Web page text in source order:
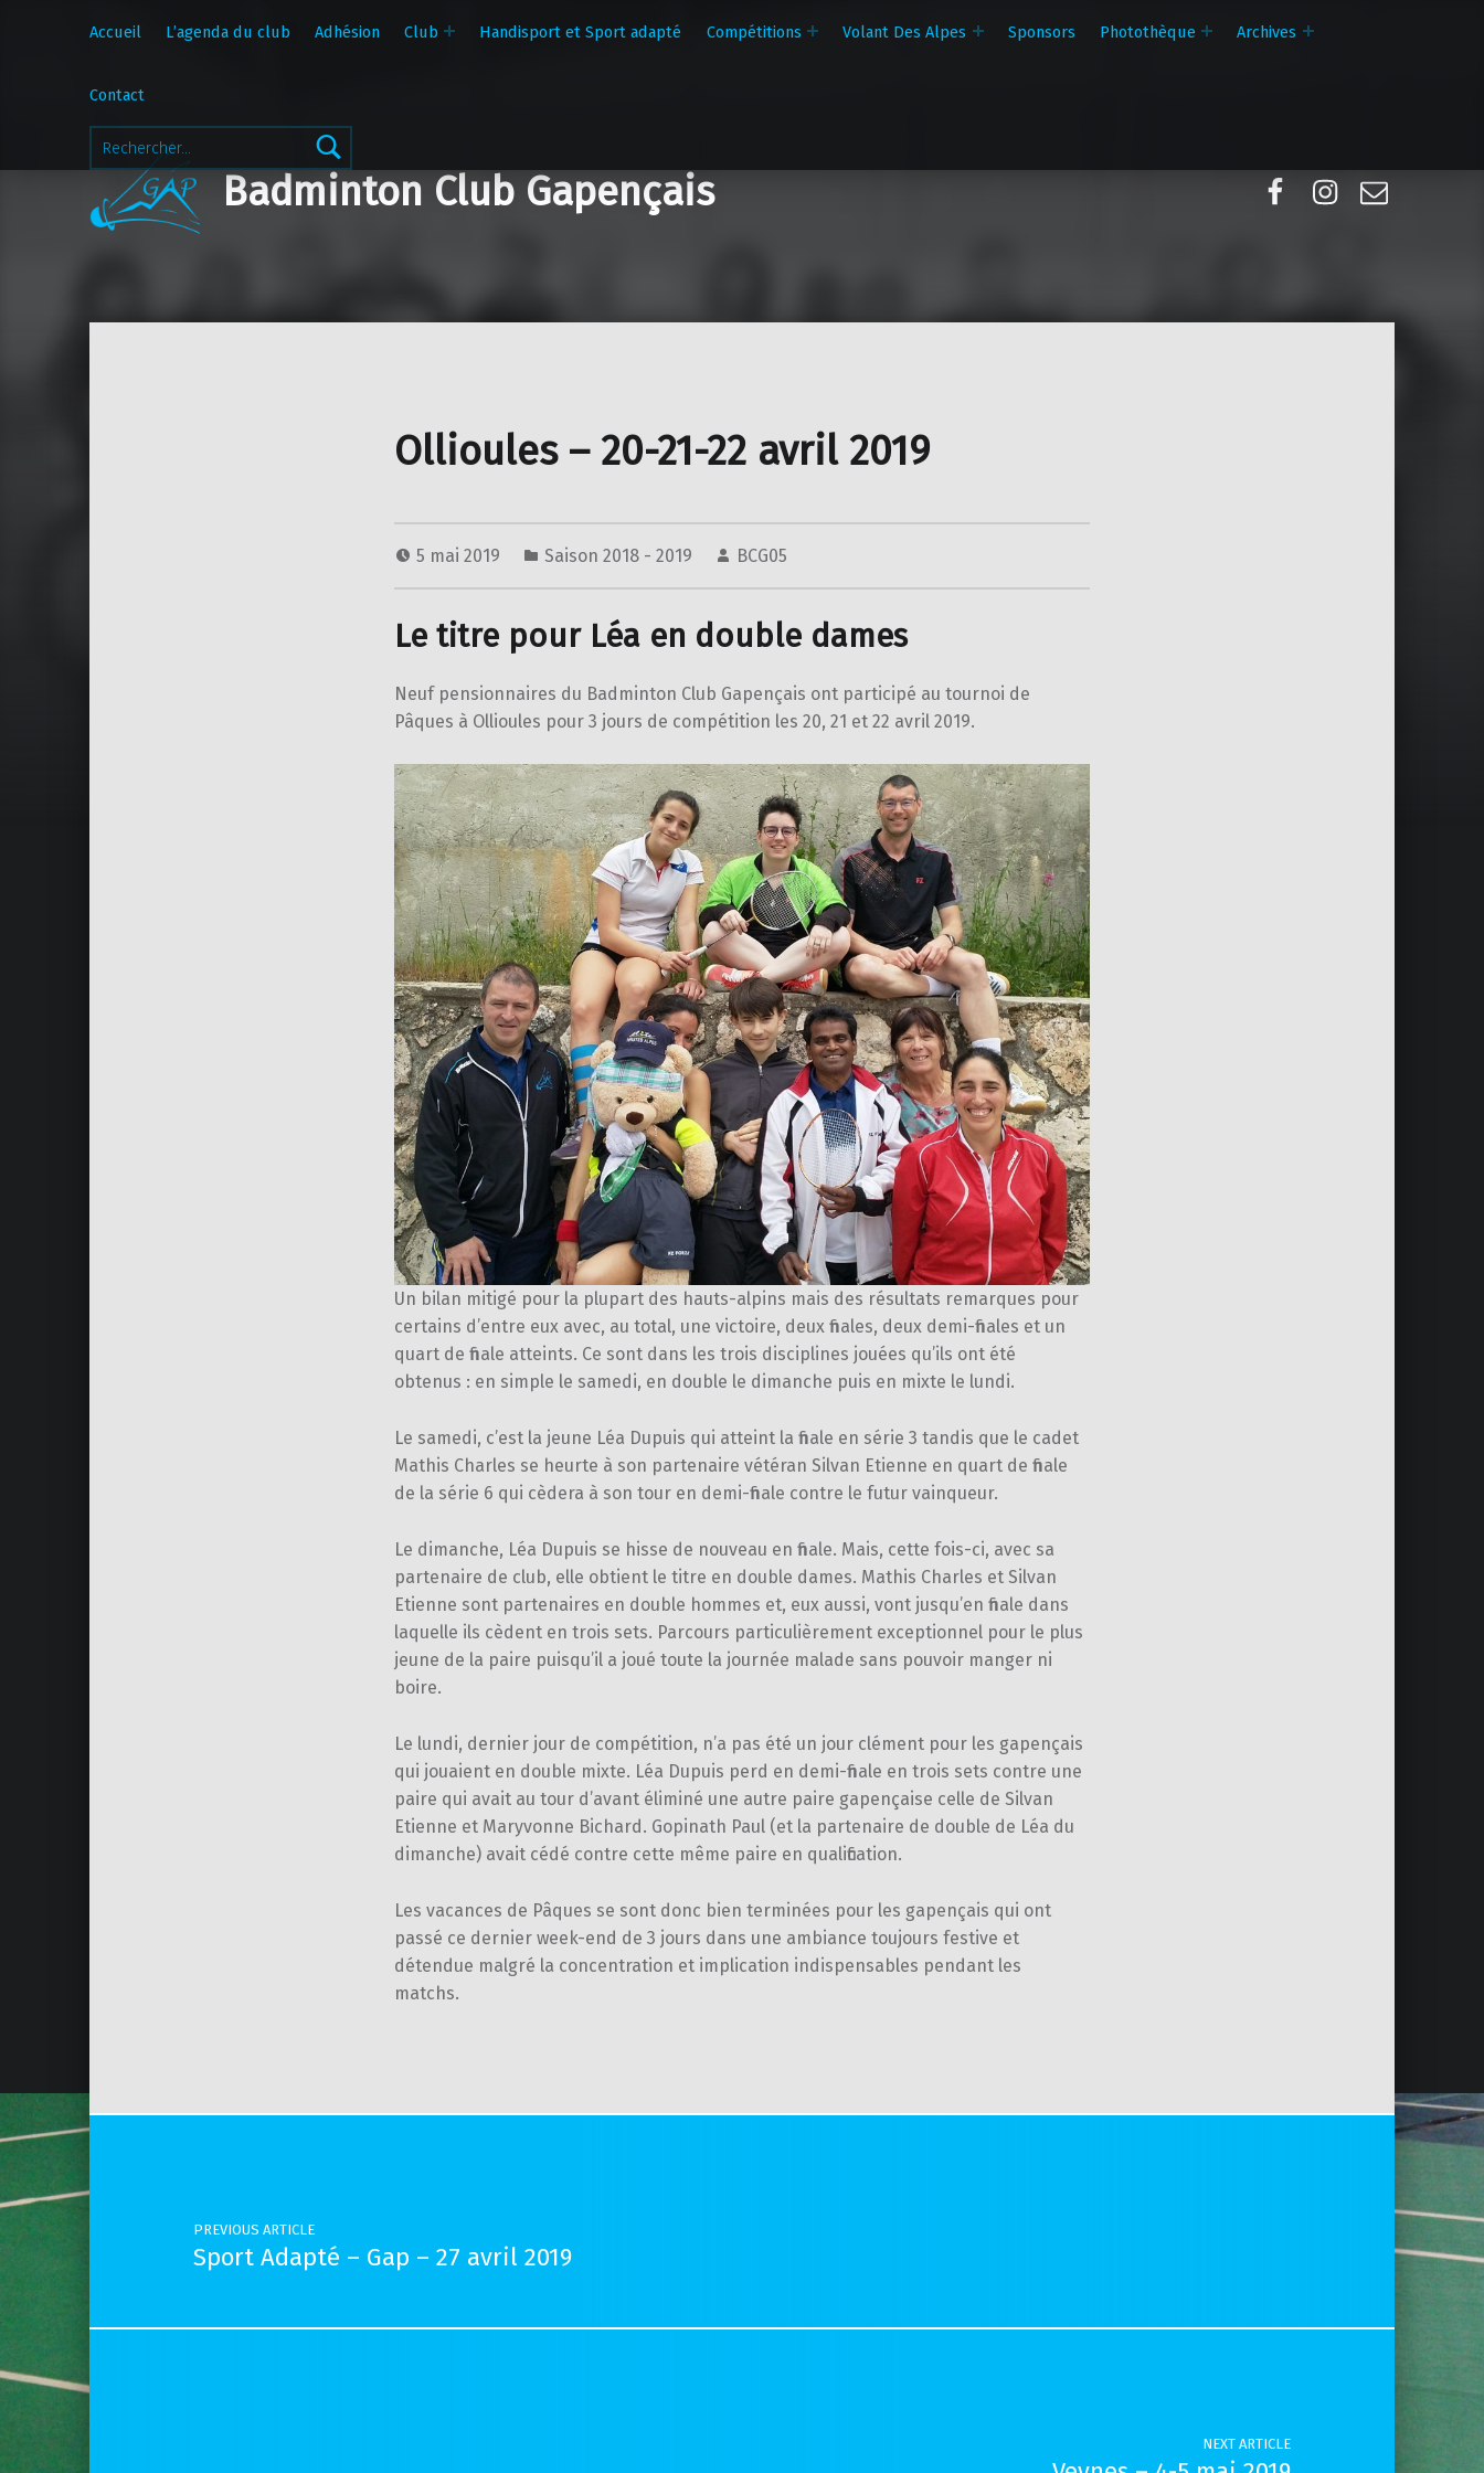
Rechercher :
Accueil L’agenda du club Adhésion Club Handisport et Sport adapté Compétitions Volant Des Alpes Sponsors Photothèque Archives
Contact
Badminton Club Gapençais Facebook
Instagram
E-mail
Ollioules – 20-21-22 avril 2019
5 mai 2019 Saison 2018 - 2019 BCG05
Le titre pour Léa en double dames
Neuf pensionnaires du Badminton Club Gapençais ont participé au tournoi de
Pâques à Ollioules pour 3 jours de compétition les 20, 21 et 22 avril 2019.
Un bilan mitigé pour la plupart des hauts-alpins mais des résultats remarques pour
certains d’entre eux avec, au total, une victoire, deux finales, deux demi-finales et un
quart de finale atteints. Ce sont dans les trois disciplines jouées qu’ils ont été
obtenus : en simple le samedi, en double le dimanche puis en mixte le lundi.
Le samedi, c’est la jeune Léa Dupuis qui atteint la finale en série 3 tandis que le cadet
Mathis Charles se heurte à son partenaire vétéran Silvan Etienne en quart de finale
de la série 6 qui cèdera à son tour en demi-finale contre le futur vainqueur.
Le dimanche, Léa Dupuis se hisse de nouveau en finale. Mais, cette fois-ci, avec sa
partenaire de club, elle obtient le titre en double dames. Mathis Charles et Silvan
Etienne sont partenaires en double hommes et, eux aussi, vont jusqu’en finale dans
laquelle ils cèdent en trois sets. Parcours particulièrement exceptionnel pour le plus
jeune de la paire puisqu’il a joué toute la journée malade sans pouvoir manger ni
boire.
Le lundi, dernier jour de compétition, n’a pas été un jour clément pour les gapençais
qui jouaient en double mixte. Léa Dupuis perd en demi-finale en trois sets contre une
paire qui avait au tour d’avant éliminé une autre paire gapençaise celle de Silvan
Etienne et Maryvonne Bichard. Gopinath Paul (et la partenaire de double de Léa du
dimanche) avait cédé contre cette même paire en qualification.
Les vacances de Pâques se sont donc bien terminées pour les gapençais qui ont
passé ce dernier week-end de 3 jours dans une ambiance toujours festive et
détendue malgré la concentration et implication indispensables pendant les
matchs.
Post navigation
PREVIOUS ARTICLE
Sport Adapté – Gap – 27 avril 2019
NEXT ARTICLE